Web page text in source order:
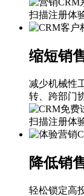
扫描注册体
缩短销
减少机械性
转、跨部门
扫描注册体
降低销
轻松锁定高